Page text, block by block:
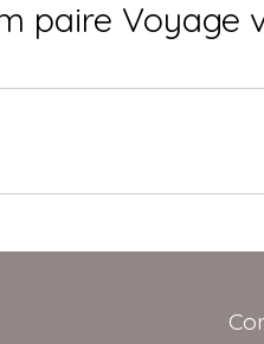
paire Voyage